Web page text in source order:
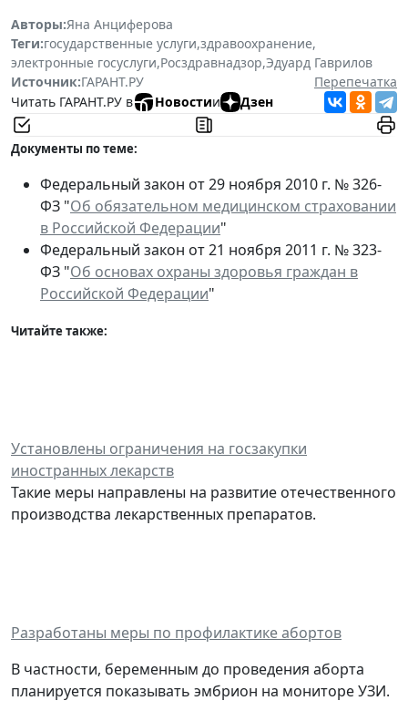
Авторы:Яна Анциферова
Теги:государственные услуги,здравоохранение,
электронные госуслуги,Росздравнадзор,Эдуард Гаврилов
Источник:ГАРАНТ.РУ
Перепечатка
Читать ГАРАНТ.РУ в
Новостии Дзен
Документы по теме:
Федеральный закон от 29 ноября 2010 г. № 326-
ФЗ "Об обязательном медицинском страховании
в Российской Федерации"
Федеральный закон от 21 ноября 2011 г. № 323-
ФЗ "Об основах охраны здоровья граждан в
Российской Федерации"
Читайте также:
Установлены ограничения на госзакупки
иностранных лекарств
Такие меры направлены на развитие отечественного
производства лекарственных препаратов.
Разработаны меры по профилактике абортов
В частности, беременным до проведения аборта
планируется показывать эмбрион на мониторе УЗИ.